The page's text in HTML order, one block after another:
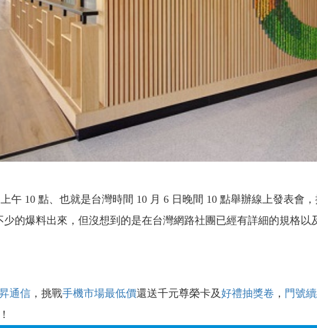
午 10 點、也就是台灣時間 10 月 6 日晚間 10 點舉辦線上發表會
少的爆料出來，但沒想到的是在台灣網路社團已經有詳細的規格
通信 ，挑戰手機市場最低價還送千元尊榮卡及好禮抽獎卷 ， 門號